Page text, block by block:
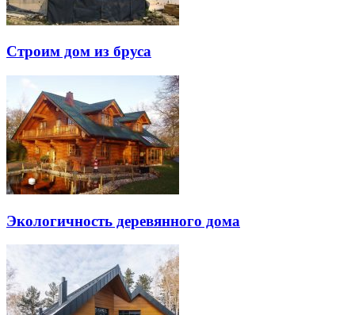
Строим дом из бруса
Экологичность деревянного дома